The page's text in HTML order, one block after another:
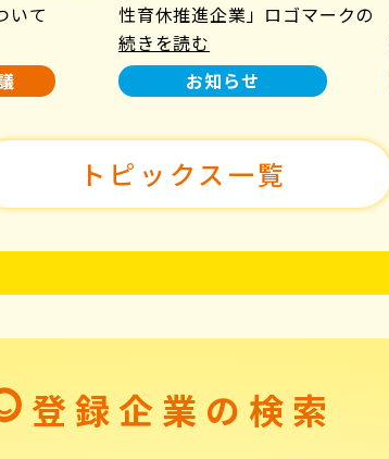
いて
性育休推進企業」ロゴマークの
使用について
続きを読む
お知らせ
トピックス一覧
登録企業の検索